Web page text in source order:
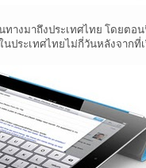
ทางมาถึงประเทศไทย โดยต
นประเทศไทยไม่กี่วันหลังจากที่